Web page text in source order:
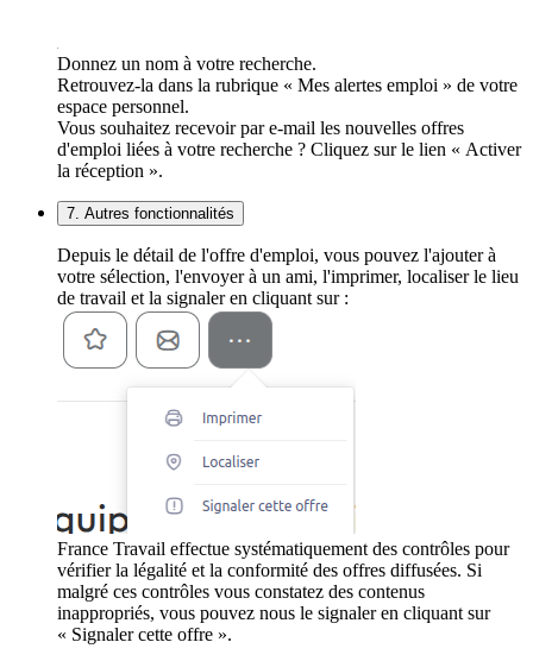
Donnez un nom à votre recherche.
Retrouvez-la dans la rubrique « Mes alertes emploi » de votre
espace personnel.
Vous souhaitez recevoir par e-mail les nouvelles offres
d'emploi liées à votre recherche ? Cliquez sur le lien « Activer
la réception ».
7. Autres fonctionnalités
Depuis le détail de l'offre d'emploi, vous pouvez l'ajouter à
votre sélection, l'envoyer à un ami, l'imprimer, localiser le lieu
de travail et la signaler en cliquant sur :
France Travail effectue systématiquement des contrôles pour
vérifier la légalité et la conformité des offres diffusées. Si
malgré ces contrôles vous constatez des contenus
inappropriés, vous pouvez nous le signaler en cliquant sur
« Signaler cette offre ».